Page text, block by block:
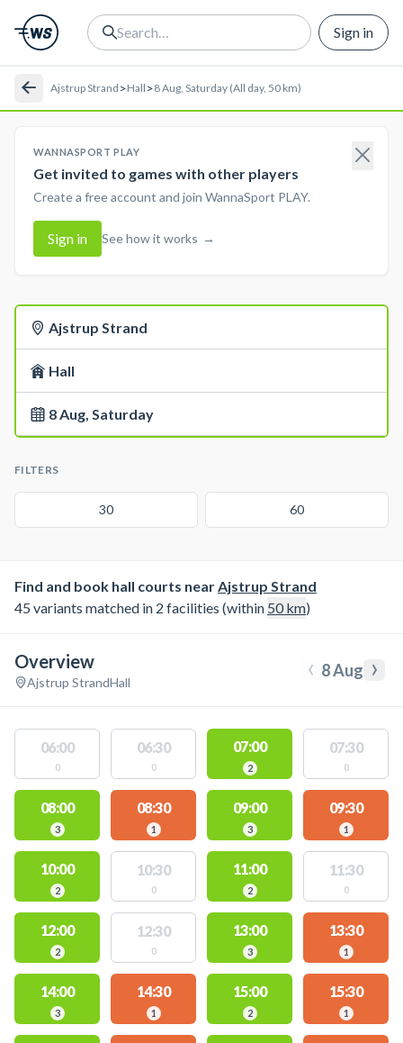
Sign in
Ajstrup Strand >Hall >8 Aug, Saturday (All day, 50 km)
WANNASPORT PLAY
Get invited to games with other players
Create a free account and join WannaSport PLAY.
Sign in See how it works →
Ajstrup Strand
Hall
8 Aug, Saturday
FILTERS
30 60
Find and book hall courts nearAjstrup Strand
45 variants matched in 2 facilities (within 50km)
Overview
Ajstrup StrandHall ‹ 8 Aug ›
06:00
0
06:30
0
07:00
2
07:30
0
08:00
3
08:30
1
09:00
3
09:30
1
10:00
2
10:30
0
11:00
2
11:30
0
12:00
2
12:30
0
13:00
3
13:30
1
14:00
3
14:30
1
15:00
2
15:30
1